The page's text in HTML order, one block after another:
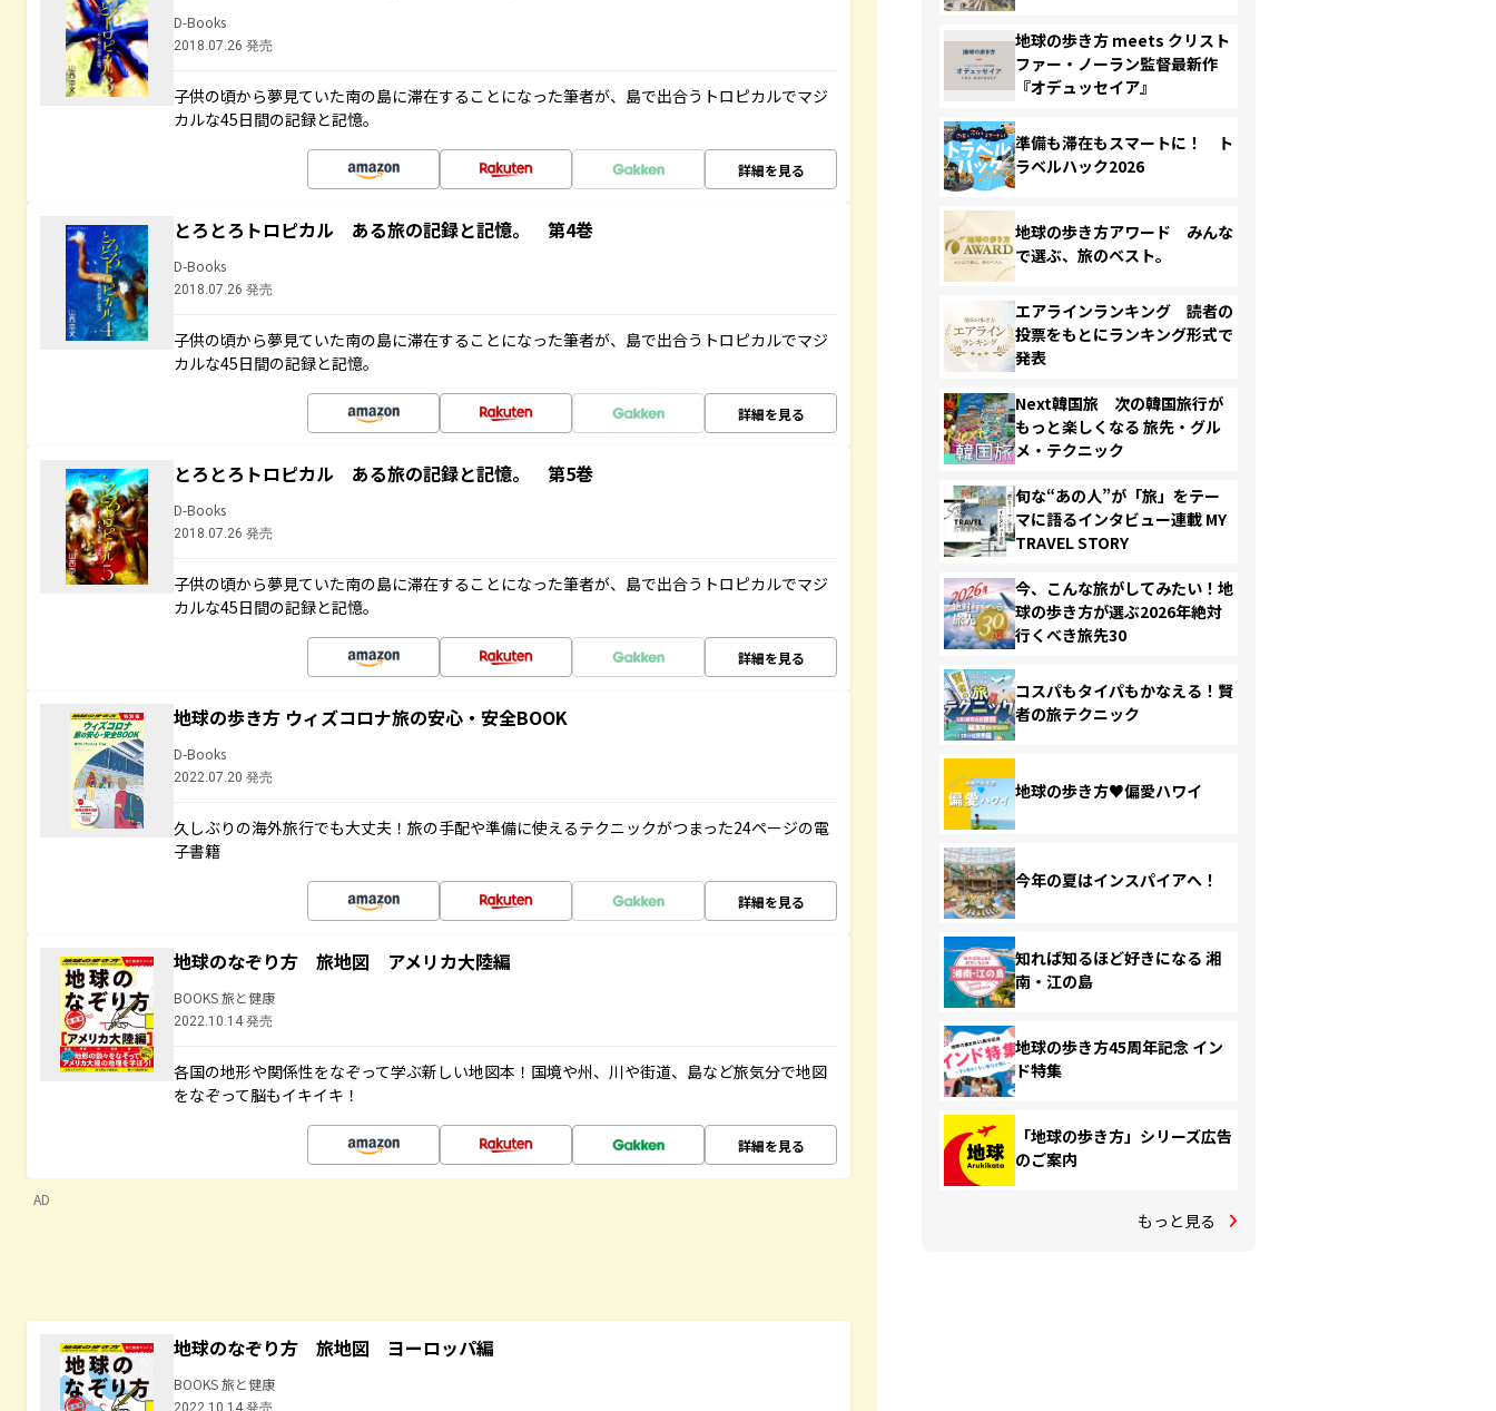
D-Books
2018.07.26 発売
子供の頃から夢見ていた南の島に滞在することになった筆者が、島で出合うトロピカルでマジ
カルな45日間の記録と記憶。
詳細を見る
とろとろトロピカル ある旅の記録と記憶。 第4巻
D-Books
2018.07.26 発売
子供の頃から夢見ていた南の島に滞在することになった筆者が、島で出合うトロピカルでマジ
カルな45日間の記録と記憶。
詳細を見る
とろとろトロピカル ある旅の記録と記憶。 第5巻
D-Books
2018.07.26 発売
子供の頃から夢見ていた南の島に滞在することになった筆者が、島で出合うトロピカルでマジ
カルな45日間の記録と記憶。
詳細を見る
地球の歩き方 ウィズコロナ旅の安心・安全BOOK
D-Books
2022.07.20 発売
久しぶりの海外旅行でも大丈夫！旅の手配や準備に使えるテクニックがつまった24ページの電
子書籍
詳細を見る
地球のなぞり方 旅地図 アメリカ大陸編
BOOKS 旅と健康
2022.10.14 発売
各国の地形や関係性をなぞって学ぶ新しい地図本！国境や州、川や街道、島など旅気分で地図
をなぞって脳もイキイキ！
詳細を見る
AD
地球のなぞり方 旅地図 ヨーロッパ編
BOOKS 旅と健康
2022.10.14 発売
地球の歩き方 meets クリスト
ファー・ノーラン監督最新作
『オデュッセイア』
準備も滞在もスマートに！ ト
ラベルハック2026
地球の歩き方アワード みんな
で選ぶ、旅のベスト。
エアラインランキング 読者の
投票をもとにランキング形式で
発表
Next韓国旅 次の韓国旅行が
もっと楽しくなる 旅先・グル
メ・テクニック
旬な“あの人”が「旅」をテー
マに語るインタビュー連載 MY
TRAVEL STORY
今、こんな旅がしてみたい！地
球の歩き方が選ぶ2026年絶対
行くべき旅先30
コスパもタイパもかなえる！賢
者の旅テクニック
地球の歩き方♥偏愛ハワイ
今年の夏はインスパイアへ！
知れば知るほど好きになる 湘
南・江の島
地球の歩き方45周年記念 イン
ド特集
「地球の歩き方」シリーズ広告
のご案内
もっと見る